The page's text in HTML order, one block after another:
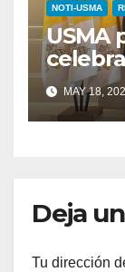
NOTI-USMA
USMA
delMAY 18,
Deja
Tu dirección